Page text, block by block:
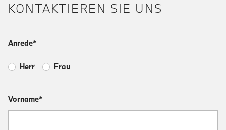
KONTAKTIEREN SIE UNS
Anrede*
Herr Frau
Vorname*